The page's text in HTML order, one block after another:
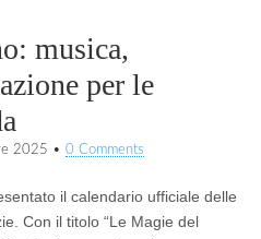
musica,
per le
2025 • 0 Comments
il calendario ufficiale delle
Con il titolo “Le Magie del